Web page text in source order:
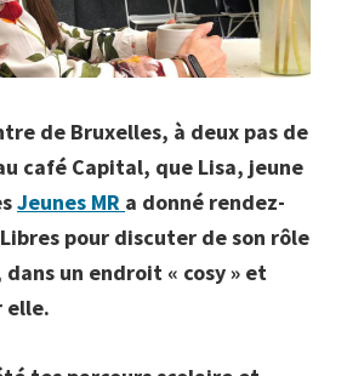
de Bruxelles, à deux pas de
café Capital, que Lisa, jeune
Jeunes MR a donné rendez-
pour discuter de son rôle
un endroit « cosy » et
elle.